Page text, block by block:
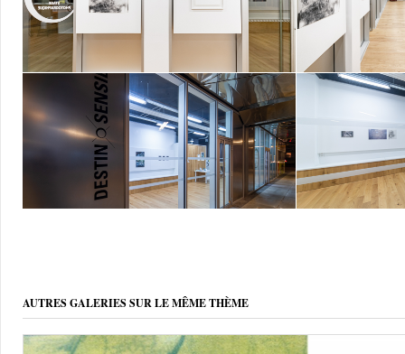
AUTRES GALERIES SUR LE MÊME THÈME